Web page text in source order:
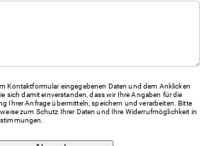
Kontaktformular eingegebenen Daten und dem Anklicken
sich damit einverstanden, dass wir Ihre Angaben für die
Ihrer Anfrage übermitteln, speichern und verarbeiten. Bitte
zum Schutz Ihrer Daten und Ihre Widerrufmöglichkeit in